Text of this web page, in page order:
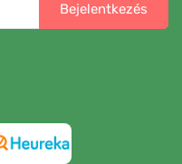
Bejelentkezés